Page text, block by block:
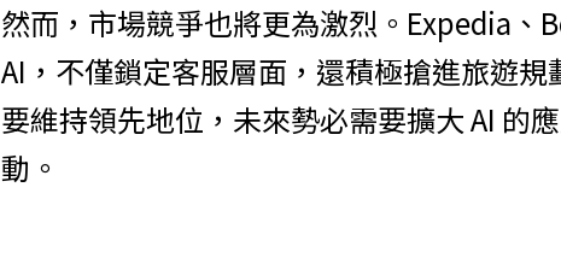
然而，市場競爭也將更為激烈。Expedia、
AI，不僅鎖定客服層面，還積極搶進旅遊
要維持領先地位，未來勢必需要擴大 AI 的
動。